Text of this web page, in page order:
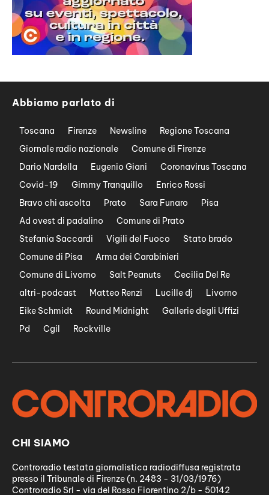
Abbiamo parlato di
Toscana Firenze Newsline
Regione Toscana
Giornale radio nazionale
Comune di Firenze
Dario Nardella
Eugenio Giani
Coronavirus Toscana
Covid-19
Gimmy Tranquillo
Enrico Rossi
Bravo chi ascolta
Prato Sara Funaro
Pisa
Ad ovest di padalino
Comune di Prato
Stefania Saccardi
Vigili del Fuoco
Stato brado
Comune di Pisa
Arma dei Carabinieri
Comune di Livorno
Salt Peanuts
Cecilia Del Re
altri-podcast
Matteo Renzi Lucille dj
Livorno
Eike Schmidt
Round Midnight
Gallerie degli Uffizi
Pd
Cgil Rockville
CHI SIAMO
Controradio testata giornalistica radiodiffusa registrata
presso il Tribunale di Firenze (n. 2483 - 31/03/1976)
Controradio Srl - via del Rosso Fiorentino 2/b - 50142